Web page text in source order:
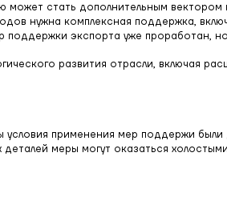
стать дополнительным вектором
нужна комплексная поддержка,
поддержки экспорта уже проработан,
развития отрасли, включая
условия применения мер поддержи
деталей меры могут оказаться